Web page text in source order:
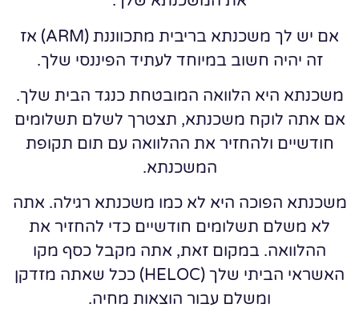
אם יש לך משכנתא בריבית מתכווננת (ARM) אז
זה יהיה חשוב במיוחד לעתיד הפיננסי שלך.
משכנתא היא הלוואה המובטחת כנגד הבית שלך.
אם אתה לוקח משכנתא, תצטרך לשלם תשלומים
חודשיים ולהחזיר את ההלוואה עם תום תקופת
המשכנתא.
משכנתא הפוכה היא לא כמו משכנתא רגילה. אתה
לא משלם תשלומים חודשיים כדי להחזיר את
ההלוואה. במקום זאת, אתה מקבל כסף מקו
האשראי הביתי שלך (HELOC) ככל שאתה מזדקן
ומשלם עבור הוצאות מחיה.